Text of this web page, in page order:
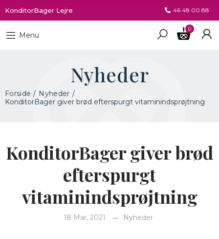
KonditorBager Lejre 46 48 00 88
Menu
0
Nyheder
Forside
Nyheder
KonditorBager giver brød efterspurgt vitaminindsprøjtning
KonditorBager giver brød
efterspurgt
vitaminindsprøjtning
18 Mar, 2021 Nyheder